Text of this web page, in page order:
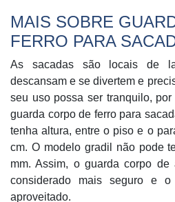
MAIS SOBRE
FERRO PARA
As sacadas são locais de
descansam e se divertem e
seu uso possa ser tranquilo,
guarda corpo de ferro para
tenha altura, entre o piso e o
cm. O modelo gradil não pode
mm. Assim, o guarda corpo
considerado mais seguro e
aproveitado.